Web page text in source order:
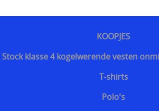
KOOPJES
Stock klasse 4 kogelwerende vesten
T-shirts
Polo's